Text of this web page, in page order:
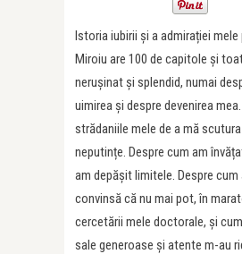
Istoria iubirii și a admirației mele
Miroiu are 100 de capitole și
nerușinat și splendid, numai
uimirea și despre devenirea
strădaniile mele de a mă
neputințe. Despre cum am
am depășit limitele. Despre cum
convinsă că nu mai pot, în
cercetării mele doctorale, și
sale generoase și atente m-au